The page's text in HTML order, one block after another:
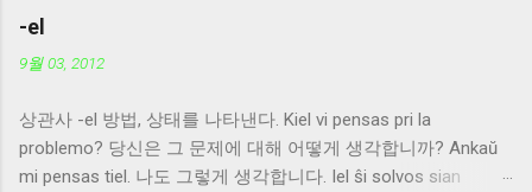
es : 소유 -e : 장소 -el : 방법, 상태 -al : 이유 -am : 때, 시간 -om :
수량 ki- 계열의 상관사는 반드시 문장의 처음이나 종속문의 처
음에 온다. -om 계열의 경우는 접미사 -a를 붙여서 -oma의 꼴
적격 -n을 붙여 -en의 꼴로 쓰면 '-곳으로'라는 의미가 된다. -u
계열은 형용사적으로 명사를 수식하여 양적인 의미를 표현할
수 있으며, 명사를 수식할 때는 복수/목적격어미를 일치시켜야
-el
9월 03, 2012
상관사 -el 방법, 상태를 나타낸다. Kiel vi pensas pri la
problemo? 당신은 그 문제에 대해 어떻게 생각합니까? Ankaŭ
mi pensas tiel. 나도 그렇게 생각합니다. Iel ŝi solvos sian